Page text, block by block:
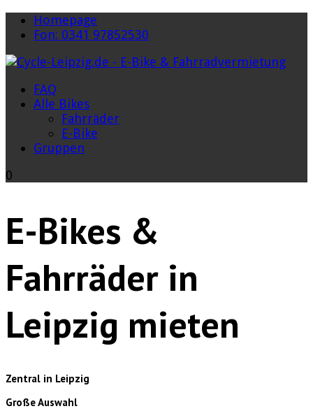
Homepage
Fon: 0341 97852530
FAQ
Alle Bikes
Fahrräder
E-Bike
Gruppen
0
E-Bikes &
Fahrräder in
Leipzig mieten
Zentral in Leipzig
Große Auswahl